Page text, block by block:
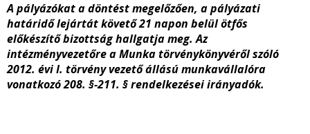
A pályázókat a döntést megelőzően, a pályázati
határidő lejártát követő 21 napon belül ötfős
előkészítő bizottság hallgatja meg. Az
intézményvezetőre a Munka törvénykönyvéről szóló
2012. évi I. törvény vezető állású munkavállalóra
vonatkozó 208. §-211. § rendelkezései irányadók.